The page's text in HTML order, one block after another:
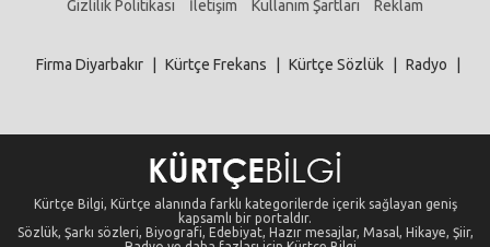
Gizlilik Politikası İletişim Kullanım Şartları Reklam
Firma Diyarbakır Kürtçe Frekans Kürtçe Sözlük Radyo
Kürtçe Bilgi, Kürtçe alanında farklı kategorilerde içerik sağlayan geniş
kapsamlı bir portaldır.
Sözlük, Şarkı sözleri, Biyografi, Edebiyat, Hazır mesajlar, Masal, Hikaye, Şiir,